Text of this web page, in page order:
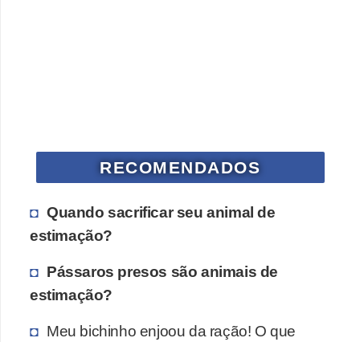
RECOMENDADOS
Quando sacrificar seu animal de
estimação?
Pássaros presos são animais de
estimação?
Meu bichinho enjoou da ração! O que